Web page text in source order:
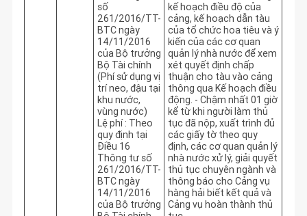
số
261/2016/TT-
BTC ngày
14/11/2016
của Bộ trưởng
Bộ Tài chính
(Phí sử dụng vị
trí neo, đậu tại
khu nước,
vùng nước)
Lệ phí : Theo
quy định tại
Điều 16
Thông tư số
261/2016/TT-
BTC ngày
14/11/2016
của Bộ trưởng
kế hoạch điều độ của
cảng, kế hoạch dẫn tàu
của tổ chức hoa tiêu và ý
kiến của các cơ quan
quản lý nhà nước để xem
xét quyết định chấp
thuận cho tàu vào cảng
thông qua Kế hoạch điều
động. - Chậm nhất 01 giờ
kể từ khi người làm thủ
tục đã nộp, xuất trình đủ
các giấy tờ theo quy
định, các cơ quan quản lý
nhà nước xử lý, giải quyết
thủ tục chuyên ngành và
thông báo cho Cảng vụ
hàng hải biết kết quả và
Cảng vụ hoàn thành thủ